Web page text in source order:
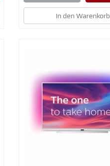
In den Warenkorb